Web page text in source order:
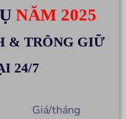
NĂM 2025
& TRÔNG GIỮ
24/7
Giá/tháng